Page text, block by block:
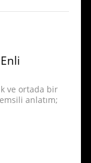
ve ortada bir
anlatım;